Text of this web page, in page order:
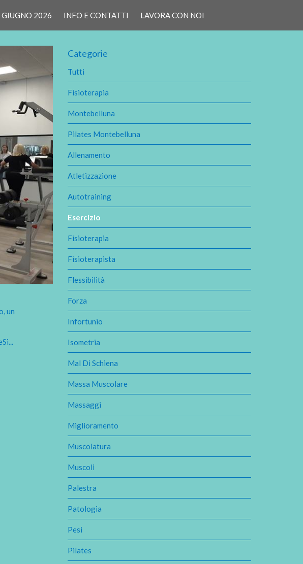
GIUGNO 2026 INFO E CONTATTI LAVORA CON NOI
un
...
Categorie
Tutti
Fisioterapia
Montebelluna
Pilates Montebelluna
Allenamento
Atletizzazione
Autotraining
Esercizio
Fisioterapia
Fisioterapista
Flessibilità
Forza
Infortunio
Isometria
Mal Di Schiena
Massa Muscolare
Massaggi
Miglioramento
Muscolatura
Muscoli
Palestra
Patologia
Pesi
Pilates